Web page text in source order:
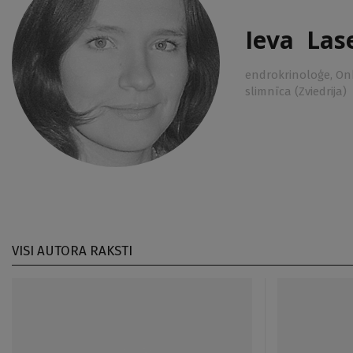
Ieva
endrokrinoloģe,
slimnīca (Zviedrija)
VISI AUTORA RAKSTI